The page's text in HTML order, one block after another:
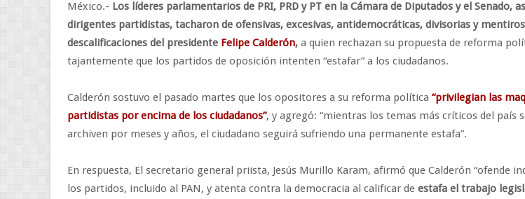
México.- Los líderes parlamentarios de PRI, PRD y PT en la Cámara de Diputados y el Senado,
dirigentes partidistas, tacharon de ofensivas, excesivas, antidemocráticas, divisorias y
descalificaciones del presidente Felipe Calderón, a quien rechazan su propuesta de reforma
tajantemente que los partidos de oposición intenten “estafar” a los ciudadanos.
Calderón sostuvo el pasado martes que los opositores a su reforma política “privilegian las
partidistas por encima de los ciudadanos”, y agregó: “mientras los temas más críticos del país
archiven por meses y años, el ciudadano seguirá sufriendo una permanente estafa”.
En respuesta, El secretario general priista, Jesús Murillo Karam, afirmó que Calderón “ofende
los partidos, incluido al PAN, y atenta contra la democracia al calificar de estafa el trabajo